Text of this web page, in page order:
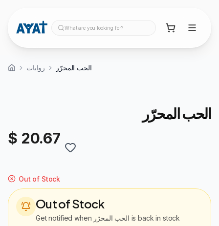
What are you looking for?
روايات الحب المحرّر
الحب المحرّر
$ 20.67
Out of Stock
Out of Stock
Get notified when الحب المحرّر is back in stock